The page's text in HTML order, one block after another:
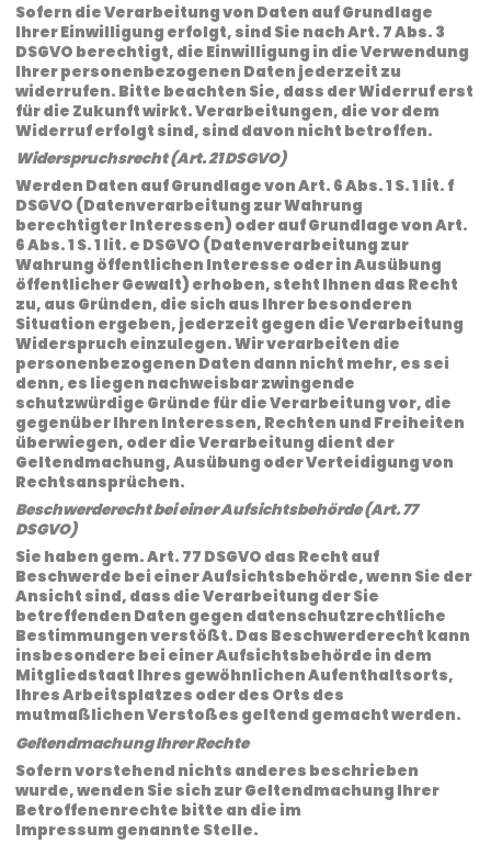
Sofern die Verarbeitung von Daten auf Grundlage
Ihrer Einwilligung erfolgt, sind Sie nach Art. 7 Abs. 3
DSGVO berechtigt, die Einwilligung in die Verwendung
Ihrer personenbezogenen Daten jederzeit zu
widerrufen. Bitte beachten Sie, dass der Widerruf erst
für die Zukunft wirkt. Verarbeitungen, die vor dem
Widerruf erfolgt sind, sind davon nicht betroffen.
Widerspruchsrecht (Art. 21 DSGVO)
Werden Daten auf Grundlage von Art. 6 Abs. 1 S. 1 lit. f
DSGVO (Datenverarbeitung zur Wahrung
berechtigter Interessen) oder auf Grundlage von Art.
6 Abs. 1 S. 1 lit. e DSGVO (Datenverarbeitung zur
Wahrung öffentlichen Interesse oder in Ausübung
öffentlicher Gewalt) erhoben, steht Ihnen das Recht
zu, aus Gründen, die sich aus Ihrer besonderen
Situation ergeben, jederzeit gegen die Verarbeitung
Widerspruch einzulegen. Wir verarbeiten die
personenbezogenen Daten dann nicht mehr, es sei
denn, es liegen nachweisbar zwingende
schutzwürdige Gründe für die Verarbeitung vor, die
gegenüber Ihren Interessen, Rechten und Freiheiten
überwiegen, oder die Verarbeitung dient der
Geltendmachung, Ausübung oder Verteidigung von
Rechtsansprüchen.
Beschwerderecht bei einer Aufsichtsbehörde (Art. 77
DSGVO)
Sie haben gem. Art. 77 DSGVO das Recht auf
Beschwerde bei einer Aufsichtsbehörde, wenn Sie der
Ansicht sind, dass die Verarbeitung der Sie
betreffenden Daten gegen datenschutzrechtliche
Bestimmungen verstößt. Das Beschwerderecht kann
insbesondere bei einer Aufsichtsbehörde in dem
Mitgliedstaat Ihres gewöhnlichen Aufenthaltsorts,
Ihres Arbeitsplatzes oder des Orts des
mutmaßlichen Verstoßes geltend gemacht werden.
Geltendmachung Ihrer Rechte
Sofern vorstehend nichts anderes beschrieben
wurde, wenden Sie sich zur Geltendmachung Ihrer
Betroffenenrechte bitte an die im
Impressum genannte Stelle.